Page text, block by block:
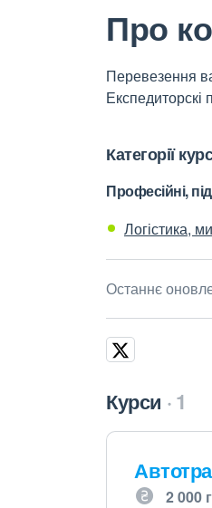
Про
Перевезення
Експедиторскі
Категорії
Професійні,
Логістика,
Останнє
Курси 1
2 000